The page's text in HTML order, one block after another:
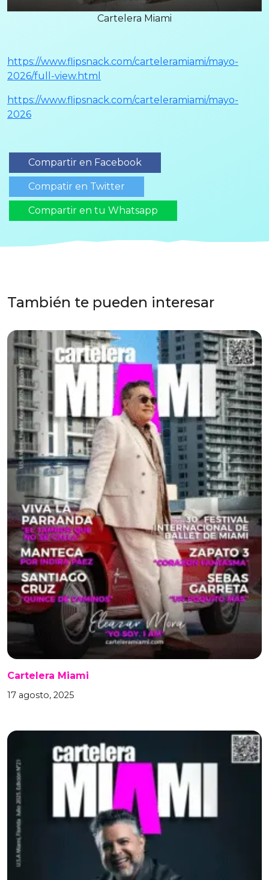
Cartelera Miami
https://www.flipsnack.com/carteleramiami/mayo-
2026/full-view.html
https://www.flipsnack.com/carteleramiami/mayo-
2026
Compartir en Facebook
Compatir en Twitter
Compartir en tu Whatsapp
También te pueden interesar
Cartelera Miami
17 agosto, 2025